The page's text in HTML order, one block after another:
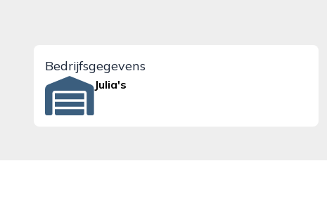
Bedrijfsgegevens
Julia's